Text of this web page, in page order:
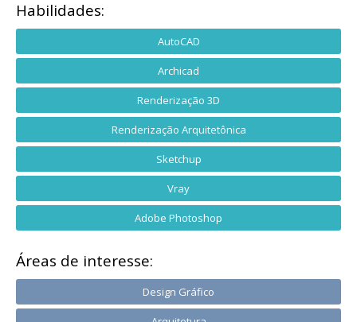
Habilidades:
AutoCAD
Archicad
Renderização 3D
Renderização Arquitetônica
Sketchup
Vray
Adobe Photoshop
Áreas de interesse:
Design Gráfico